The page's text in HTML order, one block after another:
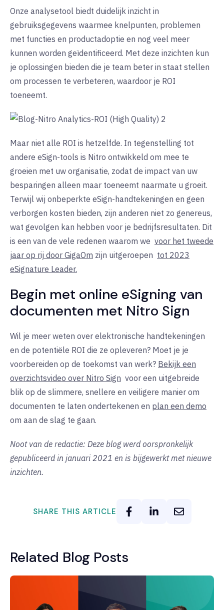
Onze analysetool biedt duidelijk inzicht in
gebruiksgegevens waarmee knelpunten, problemen
met functies en productadoptie en nog veel meer
kunnen worden geïdentificeerd. Met deze inzichten kun
je oplossingen bieden die je team beter in staat stellen
om processen te verbeteren, waardoor je ROI
toeneemt.
Maar niet alle ROI is hetzelfde. In tegenstelling tot
andere eSign-tools is Nitro ontwikkeld om mee te
groeien met uw organisatie, zodat de impact van uw
besparingen alleen maar toeneemt naarmate u groeit.
Terwijl wij onbeperkte eSign-handtekeningen en geen
verborgen kosten bieden, zijn anderen niet zo genereus,
wat gevolgen kan hebben voor je bedrijfsresultaten. Dit
is een van de vele redenen waarom we voor het tweede
jaar op rij door GigaOm zijn uitgeroepen tot 2023
eSignature Leader.
Begin met online eSigning van
documenten met Nitro Sign
Wil je meer weten over elektronische handtekeningen
en de potentiële ROI die ze opleveren? Moet je je
voorbereiden op de toekomst van werk? Bekijk een
overzichtsvideo over Nitro Sign voor een uitgebreide
blik op de slimmere, snellere en veiligere manier om
documenten te laten ondertekenen en plan een demo
om aan de slag te gaan.
Noot van de redactie: Deze blog werd oorspronkelijk
gepubliceerd in januari 2021 en is bijgewerkt met nieuwe
inzichten.
SHARE THIS ARTICLE
Related Blog Posts